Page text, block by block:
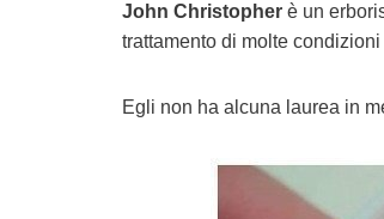
John Christopher è un
trattamento di molte
Egli non ha alcuna laurea in